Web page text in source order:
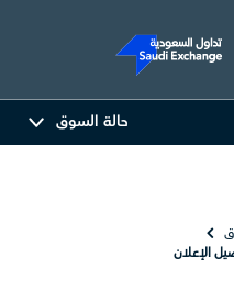
حالة السوق
الإعلان